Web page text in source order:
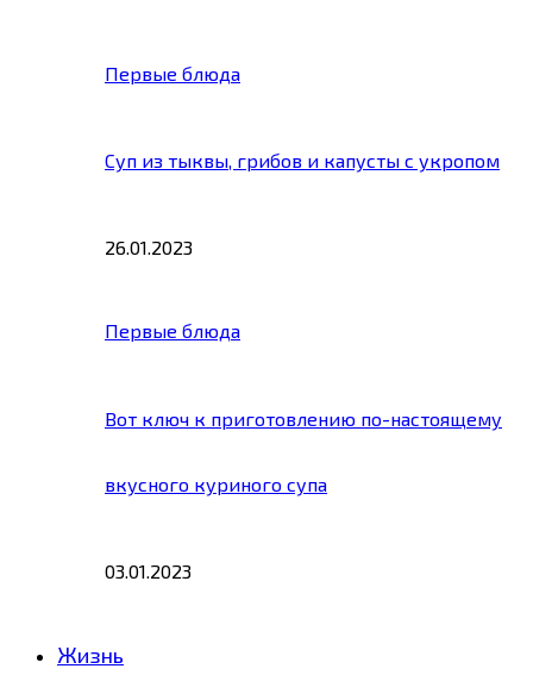
Первые блюда
Суп из тыквы, грибов и капусты с укропом
26.01.2023
Первые блюда
Вот ключ к приготовлению по-настоящему
вкусного куриного супа
03.01.2023
Жизнь